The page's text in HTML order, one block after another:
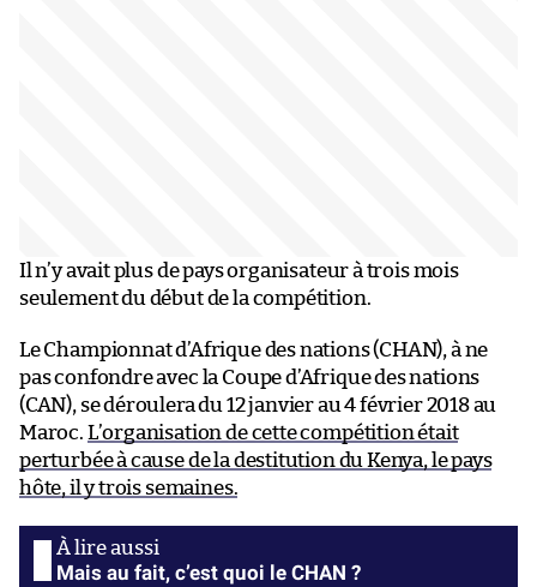
Il n’y avait plus de pays organisateur à trois mois
seulement du début de la compétition.
Le Championnat d’Afrique des nations (CHAN), à ne
pas confondre avec la Coupe d’Afrique des nations
(CAN), se déroulera du 12 janvier au 4 février 2018 au
Maroc. L’organisation de cette compétition était
perturbée à cause de la destitution du Kenya, le pays
hôte, il y trois semaines.
Mais au fait, c’est quoi le CHAN ?